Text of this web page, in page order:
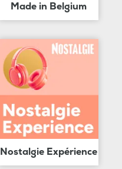
Made in Belgium
Nostalgie Expérience